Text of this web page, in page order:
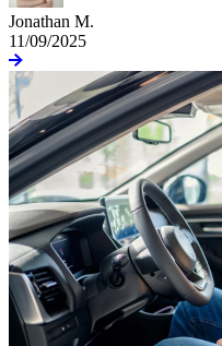
Jonathan M.
11/09/2025